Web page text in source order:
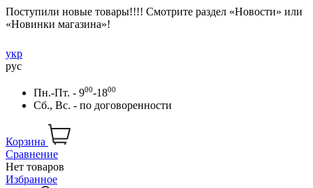
Поступили новые товары!!!! Смотрите раздел «Новости» или
«Новинки магазина»!
укр
рус
Пн.-Пт. - 900-1800
Сб., Вс. - по договоренности
Корзина
Сравнение
Нет товаров
Избранное